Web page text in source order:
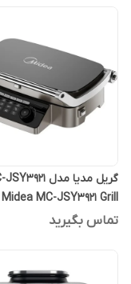
Midea MC-JSY3921 Grill
تماس بگیرید